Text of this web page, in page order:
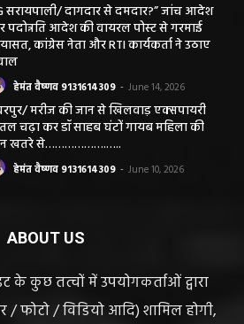
सरायपाली/ दागदार से दमदार?” जांच आदेश
पदोन्नति आदेश की वायरल पोस्ट से गरमाई
कांग्रेस नेता और RTI कार्यकर्ता ने उठाए
हेमंत वैष्णव 9131614309 - June 14, 2026
मरीज की जान से खिलवाड़ एक्सपायरी
चढ़ा कर डॉ साहब घंटों गायब महिला की
खतरे से……………….…..
हेमंत वैष्णव 9131614309 - June 10, 2026
ABOUT US
के कुछ तत्वों में उपयोगकर्ताओं द्वारा
/ फोटो / विडियो आदि) शामिल होगी,